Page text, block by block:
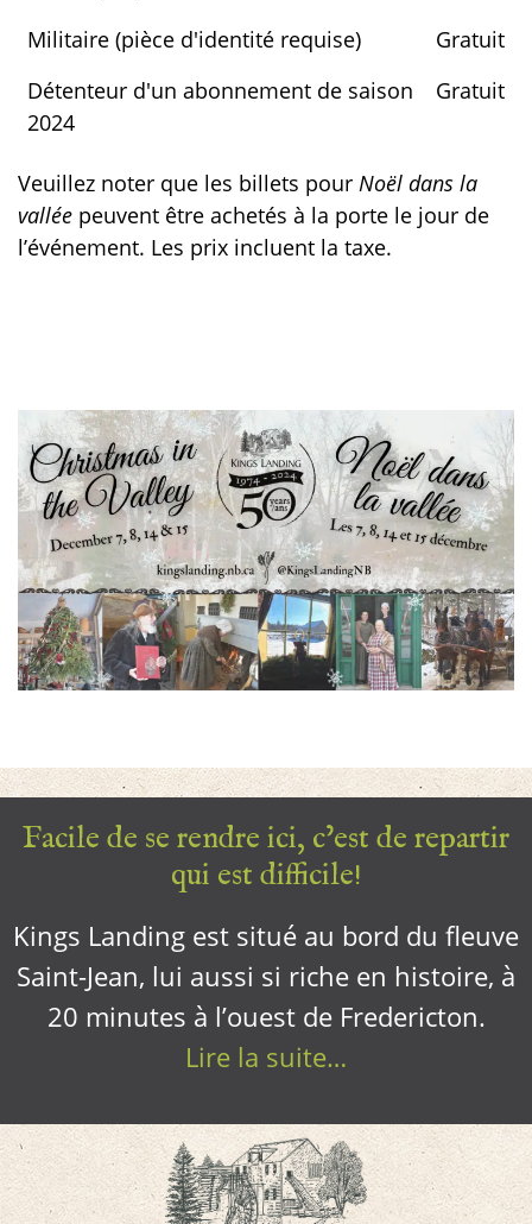
Militaire (pièce d'identité requise)
Gratuit
Détenteur d'un abonnement de saison
2024
Gratuit
Veuillez noter que les billets pour Noël dans la
vallée peuvent être achetés à la porte le jour de
l’événement. Les prix incluent la taxe.
Facile de se rendre ici, c’est de repartir
qui est difficile!
Kings Landing est situé au bord du fleuve
Saint-Jean, lui aussi si riche en histoire, à
20 minutes à l’ouest de Fredericton.
Lire la suite…